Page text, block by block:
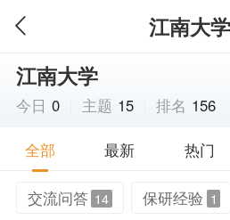
江南大学
江南大学
今日 0 主题 15 排名 156
全部 最新 热门
交流问答 14 保研经验 1